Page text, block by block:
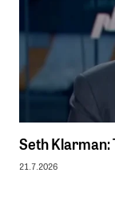
Seth
21.7.2026